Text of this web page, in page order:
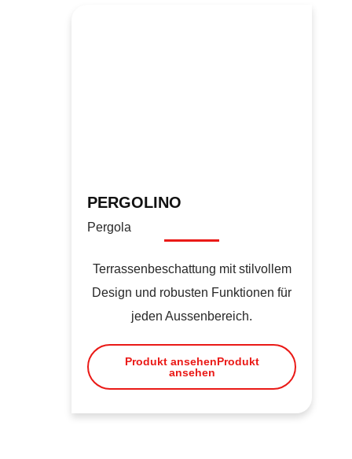
PERGOLINO
Pergola
Terrassenbeschattung mit stilvollem
Design und robusten Funktionen für
jeden Aussenbereich.
Produkt ansehenProdukt
ansehen